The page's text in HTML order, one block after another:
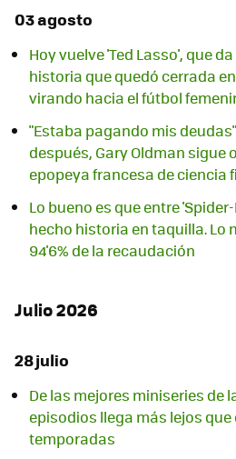
03 agosto
Hoy vuelve 'Ted Lasso', que
historia que quedó cerrada
virando hacia el fútbol
"Estaba pagando mis
después, Gary Oldman
epopeya francesa de ciencia
Lo bueno es que entre
hecho historia en taquilla. Lo
94'6% de la recaudación
Julio 2026
28 julio
De las mejores miniseries de
episodios llega más lejos
temporadas